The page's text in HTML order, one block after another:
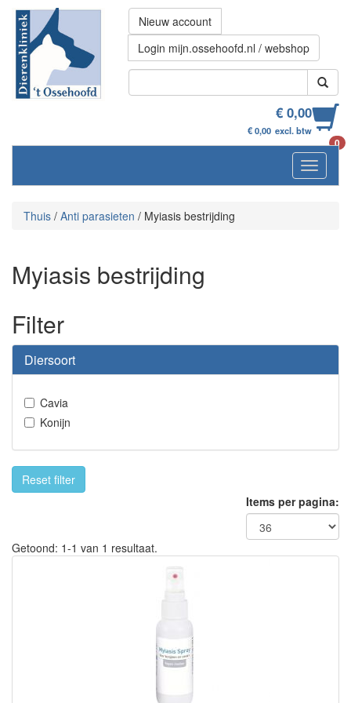
Nieuw account
Login mijn.ossehoofd.nl / webshop
€ 0,00
€ 0,00 excl. btw
0
Thuis / Anti parasieten / Myiasis bestrijding
Myiasis bestrijding
Filter
Diersoort
Cavia
Konijn
Reset filter
Items per pagina:
Getoond: 1-1 van 1 resultaat.